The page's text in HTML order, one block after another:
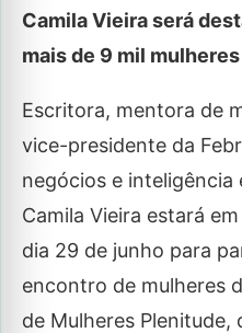
Camila Vieira será
mais de 9 mil mulheres
Escritora, mentora de
vice-presidente da
negócios e inteligência
Camila Vieira estará
dia 29 de junho para
encontro de mulheres
de Mulheres Plenitude,